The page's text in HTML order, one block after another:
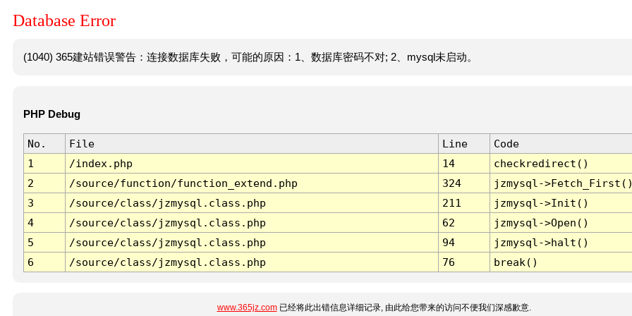
Database Error
(1040) 365建站错误警告：连接数据库失败，可能的原因：1、数据库密码不对; 2、mysql未启动。
PHP Debug
No. File Line
Code
1
/index.php 14
checkredirect()
2
/source/function/function_extend.php 324
jzmysql-
3
/source/class/jzmysql.class.php 211
jzmysql->Init()
4
/source/class/jzmysql.class.php 62
jzmysql->Open()
5
/source/class/jzmysql.class.php 94
jzmysql->halt()
6
/source/class/jzmysql.class.php 76 break()
www.365jz.com已经将此出错信息详细记录, 由此给您带来的访问不便我们深感歉意.